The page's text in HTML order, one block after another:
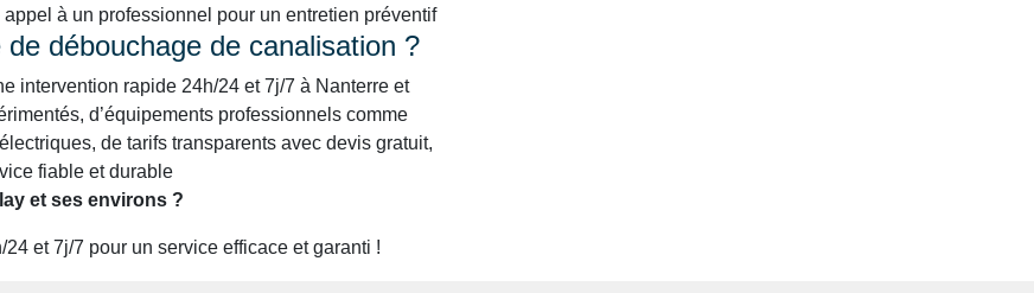
à un professionnel pour un entretien préventif
débouchage de canalisation ?
intervention rapide 24h/24 et 7j/7 à Nanterre et
d’équipements professionnels comme
de tarifs transparents avec devis gratuit,
fiable et durable
et ses environs ?
et 7j/7 pour un service efficace et garanti !